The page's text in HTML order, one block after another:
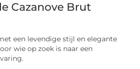
Cazanove Brut
een levendige stijl en elegante
wie op zoek is naar een